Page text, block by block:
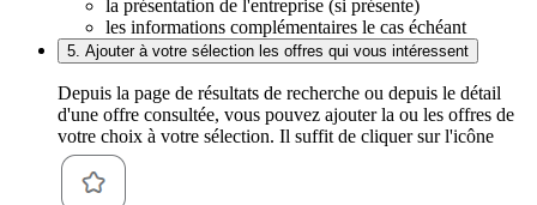
la présentation de l'entreprise (si présente)
les informations complémentaires le cas échéant
5. Ajouter à votre sélection les offres qui vous intéressent
Depuis la page de résultats de recherche ou depuis le détail
d'une offre consultée, vous pouvez ajouter la ou les offres de
votre choix à votre sélection. Il suffit de cliquer sur l'icône